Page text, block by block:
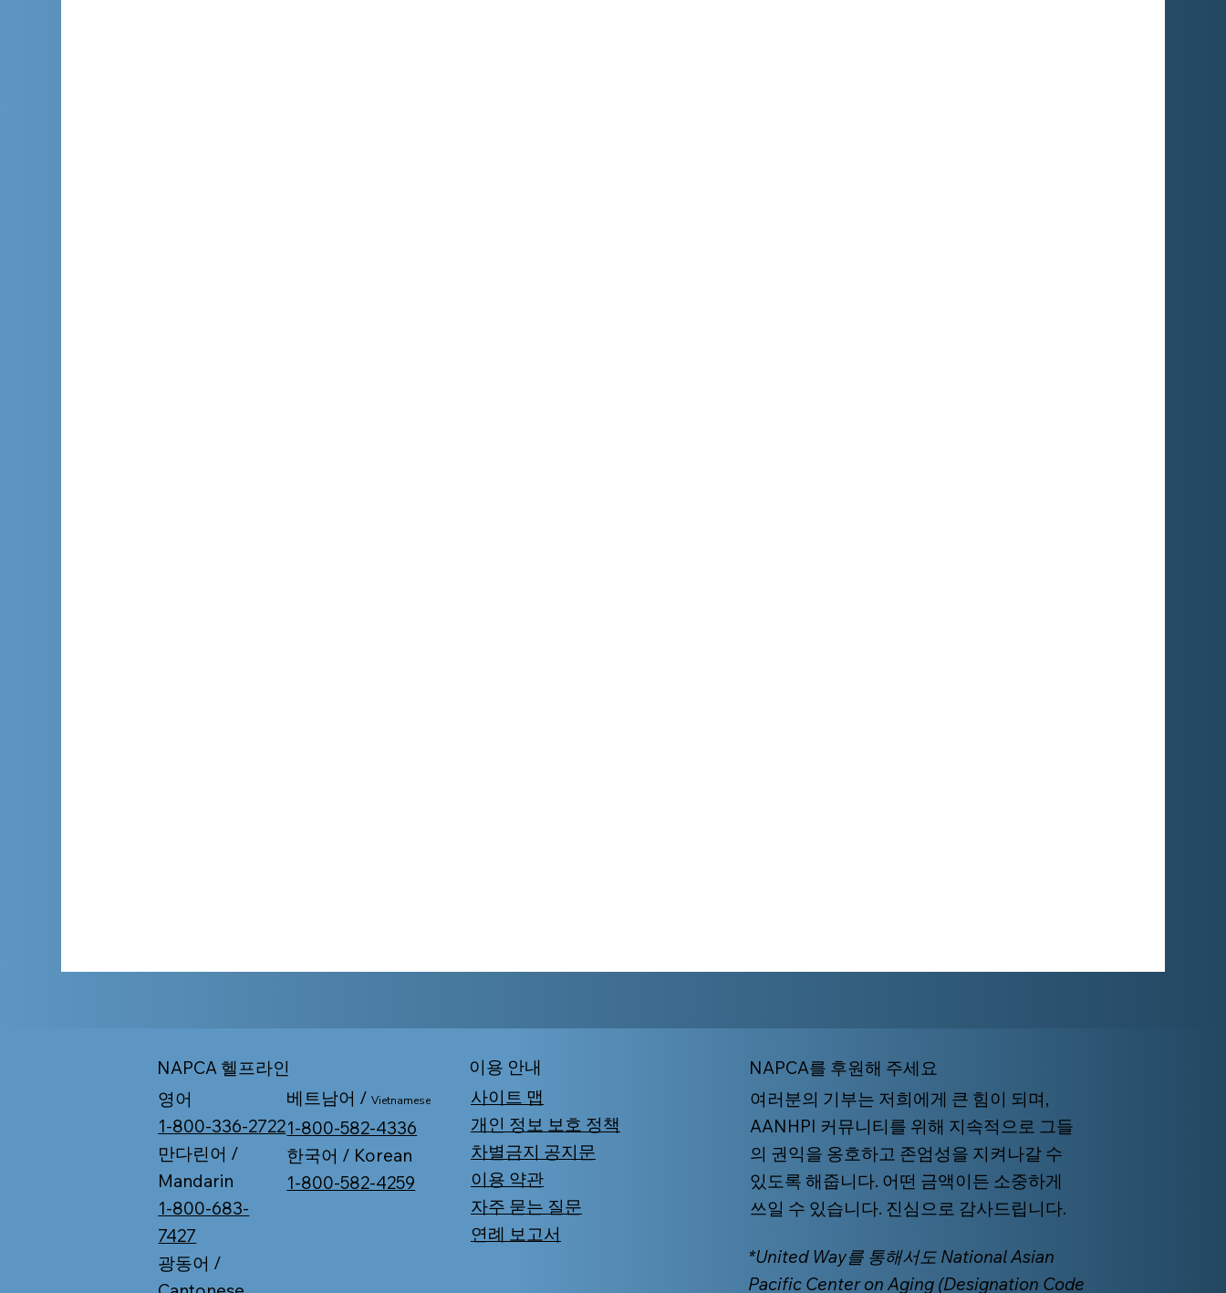
NAPCA 헬프라인
영어
1-800-336-2722
만다린어 /
Mandarin
1-800-683-
7427
광동어 /
베트남어 /Vietnamese
1-800-582-4336
한국어 / Korean
1-800-582-4259
​이용 안내
사이트 맵
개인 정보 보호 정책
차별금지 공지문
이용 약관
자주 묻는 질문
연례 보고서
NAPCA를 후원해 주세요
여러분의 기부는 저희에게 큰 힘이 되며,
AANHPI 커뮤니티를 위해 지속적으로 그들
의 권익을 옹호하고 존엄성을 지켜나갈 수
있도록 해줍니다. 어떤 금액이든 소중하게
쓰일 수 있습니다. 진심으로 감사드립니다.
*United Way를 통해서도 National Asian
Pacific Center on Aging (Designation Code